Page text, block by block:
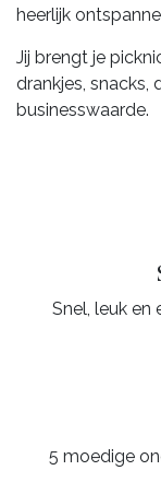
heerlijk
Jij brengt je
drankjes, snacks,
businesswaarde.
Snel, leuk en
5 moedige